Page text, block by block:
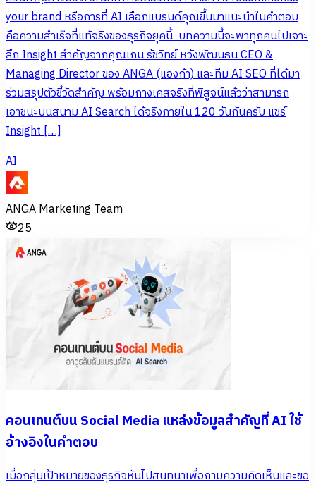
your brand หรือการที่ AI เลือกแบรนด์คุณขึ้นมาแนะนำในคำตอบ
คือความสำเร็จที่แท้จริงของธุรกิจยุคนี้ บทความนี้จะพาทุกคนไปเจาะ
ลึก Insight สำคัญจากคุณเกน รัชวิทย์ หวังพัฒนธน CEO &
Managing Director ของ ANGA (แองก้า) และทีม AI SEO ที่ได้มา
ร่วมสรุปตัวชี้วัดสำคัญ พร้อมกางเคสจริงที่พิสูจน์แล้วว่าสามารถ
เอาชนะบนสนาม AI Search ได้จริงภายใน 120 วันกันครับ แชร์
Insight […]
AI
ANGA Marketing Team
25
คอนเทนต์บน Social Media แหล่งข้อมูลสำคัญที่ AI ใช้
อ้างอิงในคำตอบ
เมื่อกลุ่มเป้าหมายของธุรกิจหันไปสนทนาเพื่อถามความคิดเห็นและขอ